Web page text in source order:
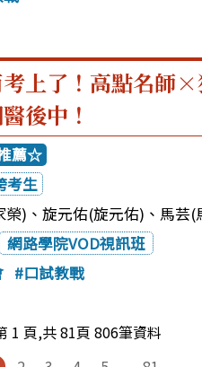
上了！高點名師
後中！
薦☆
考生
榮) 、 旋元佑(旋元佑) 、 馬芸(
網路學院VOD視訊班
口試教戰
1 頁,共 81頁 806筆資料